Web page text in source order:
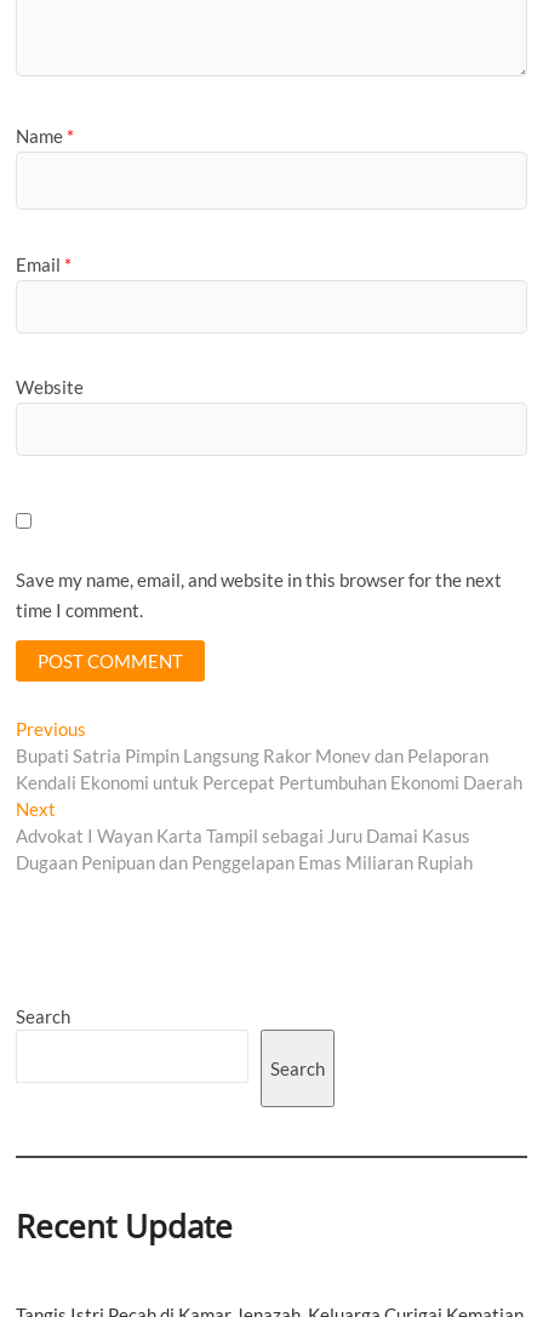
Name *
Email *
Website
Save my name, email, and website in this browser for the next
time I comment.
Post
navigation
Previous
post:
Bupati Satria Pimpin Langsung Rakor Monev dan Pelaporan
Kendali Ekonomi untuk Percepat Pertumbuhan Ekonomi Daerah
Next
post:
Advokat I Wayan Karta Tampil sebagai Juru Damai Kasus
Dugaan Penipuan dan Penggelapan Emas Miliaran Rupiah
Search
Search
Recent Update